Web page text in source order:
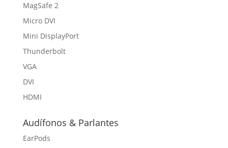
MagSafe 2
Micro DVI
Mini DisplayPort
Thunderbolt
VGA
DVI
HDMI
Audífonos & Parlantes
EarPods